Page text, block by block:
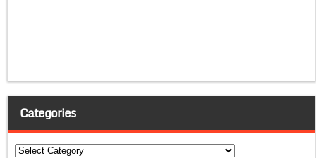
Categories
Categories